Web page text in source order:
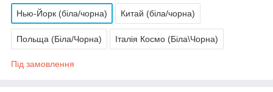
Нью-Йорк (біла/чорна) Китай (біла/чорна)
Польща (Біла/Чорна) Італія Космо (Біла\Чорна)
Під замовлення